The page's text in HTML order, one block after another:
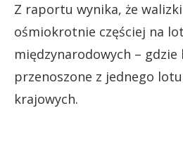
Z raportu wynika, że walizki
ośmiokrotnie częściej na
międzynarodowych – gdzie
przenoszone z jednego
krajowych.